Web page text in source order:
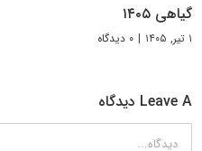
گیاهی ۱۴۰۵
۱ تیر, ۱۴۰۵ | ۰ دیدگاه
Leave A دیدگاه
دیدگاه